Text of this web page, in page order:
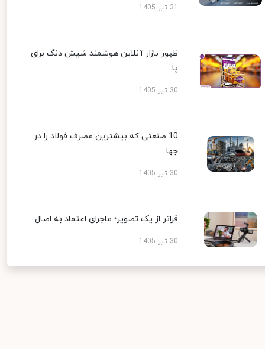
ظهور بازار آنلاین هوشمند شیش دنگ برای
پا...
30 تیر 1405
10 صنعتی که بیشترین مصرف فولاد را در
جها...
30 تیر 1405
فراتر از یک تصویر؛ ماجرای اعتماد به اصال...
30 تیر 1405